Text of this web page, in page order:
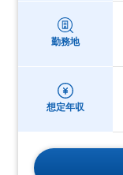
勤務地
想定年収